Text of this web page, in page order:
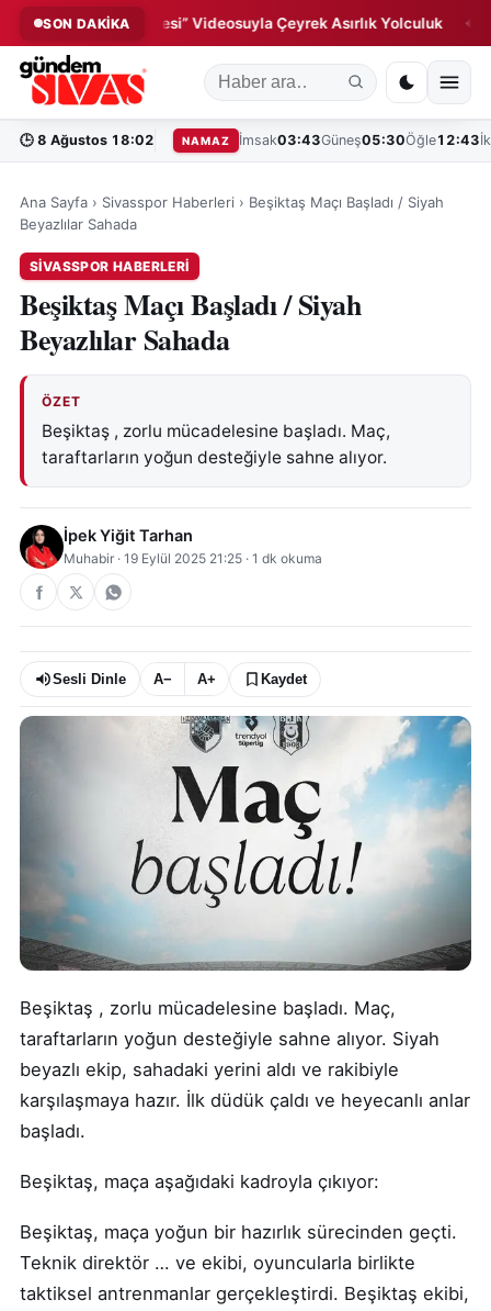
SON DAKİKA
“Milletin Hikâyesi” Videosuyla Çeyrek Asırlık Yolculuk ◆
🕒 8 Ağustos 18:02 NAMAZ İmsak03:43Güneş05:30Öğle12:43
Ana Sayfa › Sivasspor Haberleri › Beşiktaş Maçı Başladı / Siyah
Beyazlılar Sahada
SIVASSPOR HABERLERI
Beşiktaş Maçı Başladı / Siyah
Beyazlılar Sahada
ÖZET
Beşiktaş , zorlu mücadelesine başladı. Maç,
taraftarların yoğun desteğiyle sahne alıyor.
İpek Yiğit Tarhan
Muhabir · 19 Eylül 2025 21:25 · 1 dk okuma
Sesli Dinle A− A+ Kaydet
Beşiktaş , zorlu mücadelesine başladı. Maç,
taraftarların yoğun desteğiyle sahne alıyor. Siyah
beyazlı ekip, sahadaki yerini aldı ve rakibiyle
karşılaşmaya hazır. İlk düdük çaldı ve heyecanlı anlar
başladı.
Beşiktaş, maça aşağıdaki kadroyla çıkıyor:
Beşiktaş, maça yoğun bir hazırlık sürecinden geçti.
Teknik direktör … ve ekibi, oyuncularla birlikte
taktiksel antrenmanlar gerçekleştirdi. Beşiktaş ekibi,